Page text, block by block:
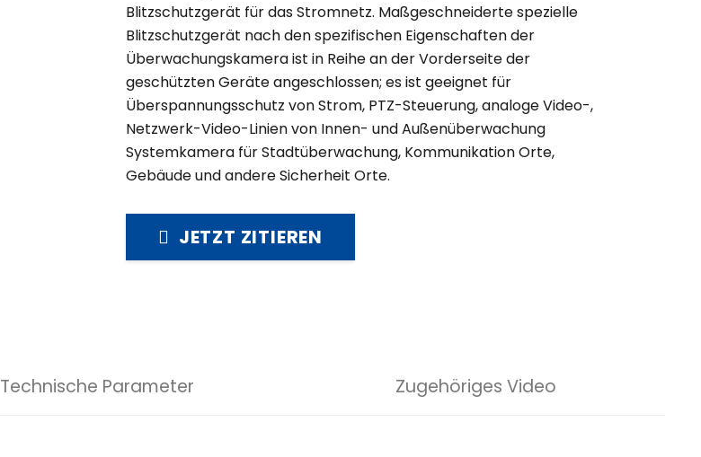
Blitzschutzgerät für das Stromnetz. Maßgeschneiderte spezielle
Blitzschutzgerät nach den spezifischen Eigenschaften der
Überwachungskamera ist in Reihe an der Vorderseite der
geschützten Geräte angeschlossen; es ist geeignet für
Überspannungsschutz von Strom, PTZ-Steuerung, analoge Video-,
Netzwerk-Video-Linien von Innen- und Außenüberwachung
Systemkamera für Stadtüberwachung, Kommunikation Orte,
Gebäude und andere Sicherheit Orte.
JETZT ZITIEREN
Technische Parameter Zugehöriges Video